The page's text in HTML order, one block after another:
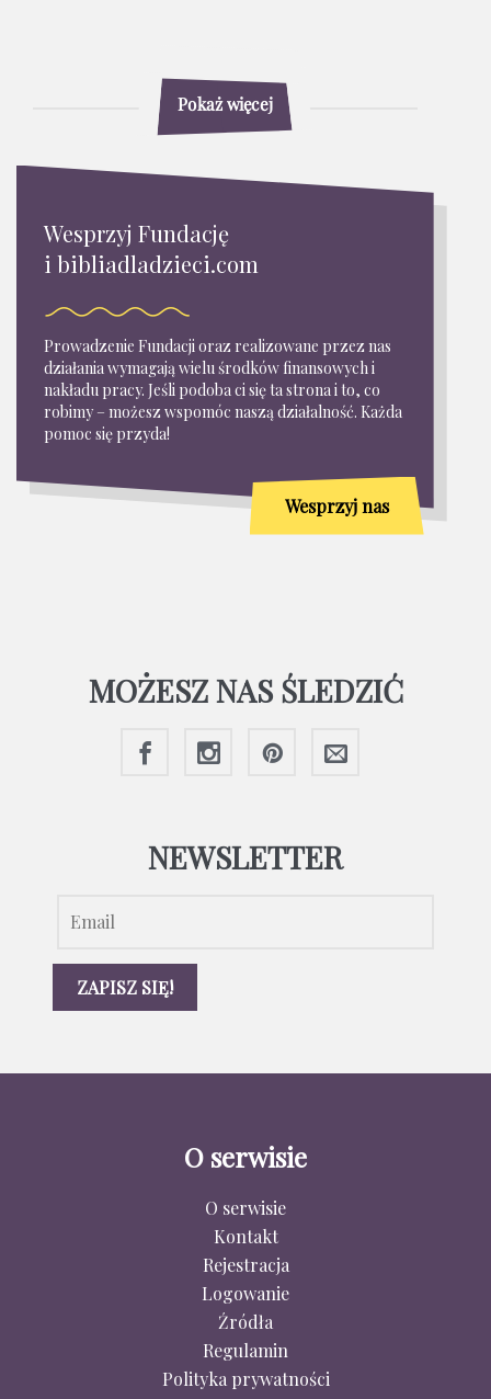
Pokaż więcej
Wesprzyj Fundację
i bibliadladzieci.com
Prowadzenie Fundacji oraz realizowane przez nas
działania wymagają wielu środków finansowych i
nakładu pracy. Jeśli podoba ci się ta strona i to, co
robimy – możesz wspomóc naszą działalność. Każda
pomoc się przyda!
Wesprzyj nas
MOŻESZ NAS ŚLEDZIĆ
NEWSLETTER
O serwisie
O serwisie
Kontakt
Rejestracja
Logowanie
Źródła
Regulamin
Polityka prywatności